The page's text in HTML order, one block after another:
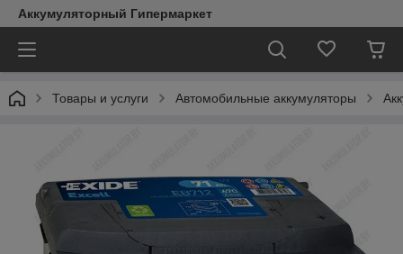
Аккумуляторный Гипермаркет
Товары и услуги Автомобильные аккумуляторы